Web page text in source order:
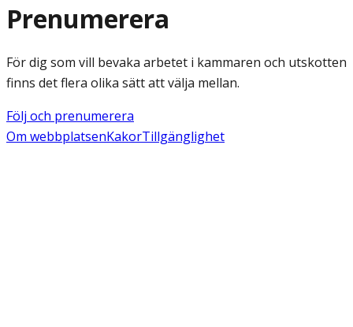
Prenumerera
För dig som vill bevaka arbetet i kammaren och utskotten
finns det flera olika sätt att välja mellan.
Följ och prenumerera
Om webbplatsenKakorTillgänglighet